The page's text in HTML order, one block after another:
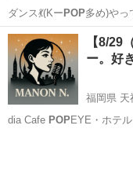
ダンス💃(Kー POP多め)やっ
大阪 大阪市 大阪
【8/29
ー。好
福岡県 天
dia Cafe POPEYE・ホテ